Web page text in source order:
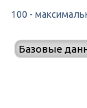
100 -
Базовые